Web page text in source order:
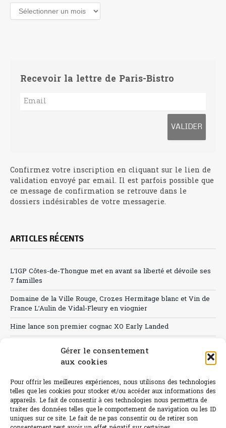
Gérer le consentement
aux cookies
Pour offrir les meilleures expériences, nous utilisons des technologies
telles que les cookies pour stocker et/ou accéder aux informations des
appareils. Le fait de consentir à ces technologies nous permettra de
traiter des données telles que le comportement de navigation ou les ID
uniques sur ce site. Le fait de ne pas consentir ou de retirer son
Recevoir la lettre de Paris-Bistro
Confirmez votre inscription en cliquant sur le lien de
validation envoyé par email. Il est parfois possible que
ce message de confirmation se retrouve dans le
dossiers indésirables de votre messagerie.
ARTICLES RÉCENTS
L’IGP Côtes-de-Thongue met en avant sa liberté et dévoile ses
7 familles
Domaine de la Ville Rouge, Crozes Hermitage blanc et Vin de
France L’Aulin de Vidal-Fleury en viognier
Hine lance son premier cognac XO Early Landed
Sélection de rosés 2026